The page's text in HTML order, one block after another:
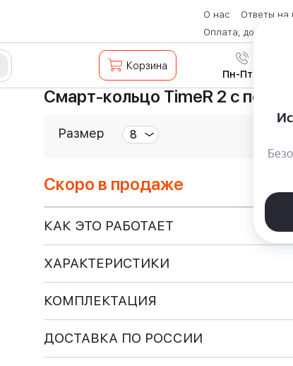
О нас
Ответы на
Оплата, доставка
Корзина 8
Пн-Пт с 9:00
Смарт-кольцо TimeR 2 с
Размер
Скоро в продаже
КАК ЭТО РАБОТАЕТ
ХАРАКТЕРИСТИКИ
КОМПЛЕКТАЦИЯ
ДОСТАВКА ПО РОССИИ